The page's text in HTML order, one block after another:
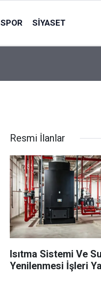
SPOR SIYASET
Resmi İlanlar
Isıtma Sistemi Ve
Yenilenmesi İşleri